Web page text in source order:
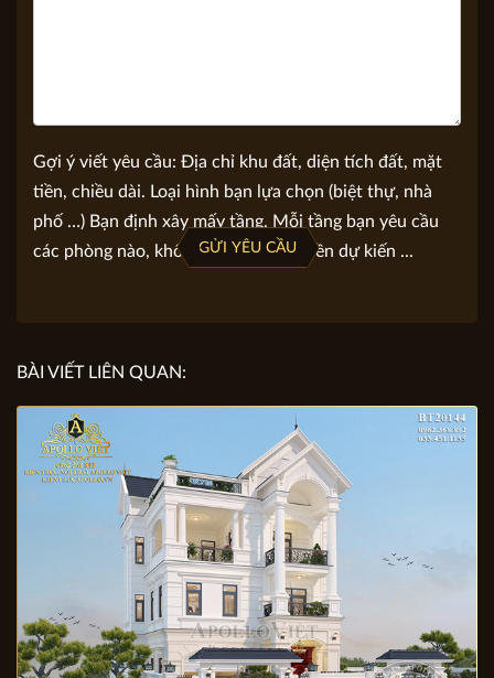
Gợi ý viết yêu cầu: Địa chỉ khu đất, diện tích đất, mặt
tiền, chiều dài. Loại hình bạn lựa chọn (biệt thự, nhà
phố …) Bạn định xây mấy tầng. Mỗi tầng bạn yêu cầu
các phòng nào, không gian nào. Số tiền dự kiến ...
GỬI YÊU CẦU
BÀI VIẾT LIÊN QUAN: